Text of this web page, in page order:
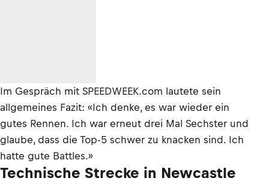
Im Gespräch mit SPEEDWEEK.com lautete sein
allgemeines Fazit: «Ich denke, es war wieder ein
gutes Rennen. Ich war erneut drei Mal Sechster und
glaube, dass die Top-5 schwer zu knacken sind. Ich
hatte gute Battles.»
Technische Strecke in Newcastle